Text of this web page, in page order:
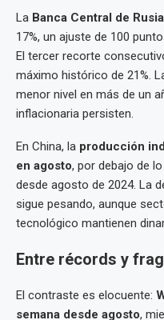
La Banca Central de Rusia
17%, un ajuste de 100
El tercer recorte
máximo histórico de 21%.
menor nivel en más de un
inflacionaria persisten.
En China, la producción
en agosto, por debajo de
desde agosto de 2024. La
sigue pesando, aunque
tecnológico mantienen
Entre récords y
El contraste es elocuente:
semana desde agosto,